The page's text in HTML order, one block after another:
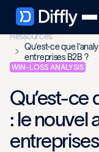
Ressources
Qu’est-ce que
entreprises B2B ?
WIN-LOSS ANALYSIS
Qu’est-ce
: le nouvel